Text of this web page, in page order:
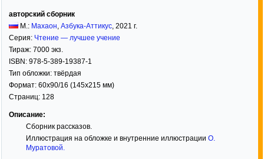
авторский сборник
М.: Махаон, Азбука-Аттикус, 2021 г.
Серия: Чтение — лучшее учение
Тираж: 7000 экз.
ISBN: 978-5-389-19387-1
Тип обложки: твёрдая
Формат: 60x90/16 (145x215 мм)
Страниц: 128
Описание:
Сборник рассказов.
Иллюстрация на обложке и внутренние иллюстрации О.
Муратовой.